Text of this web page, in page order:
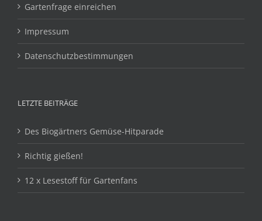
Gartenfrage einreichen
Impressum
Datenschutzbestimmungen
LETZTE BEITRÄGE
Des Biogärtners Gemüse-Hitparade
Richtig gießen!
12 x Lesestoff für Gartenfans